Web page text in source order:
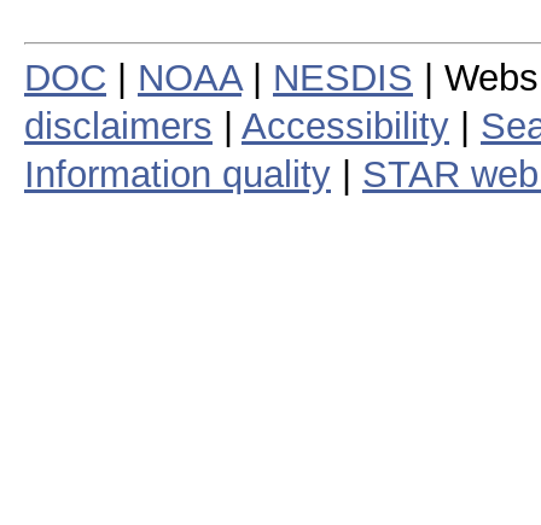
DOC NOAA| NESDIS |
disclaimers
Accessibility
Information quality
STAR